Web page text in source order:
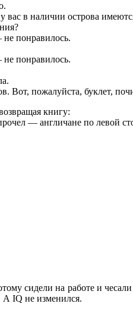
в наличии острова
понравилось.
понравилось.
Вот, пожалуйста, буклет,
книгу:
— англичане по левой
сидели на работе и
А IQ не изменился.